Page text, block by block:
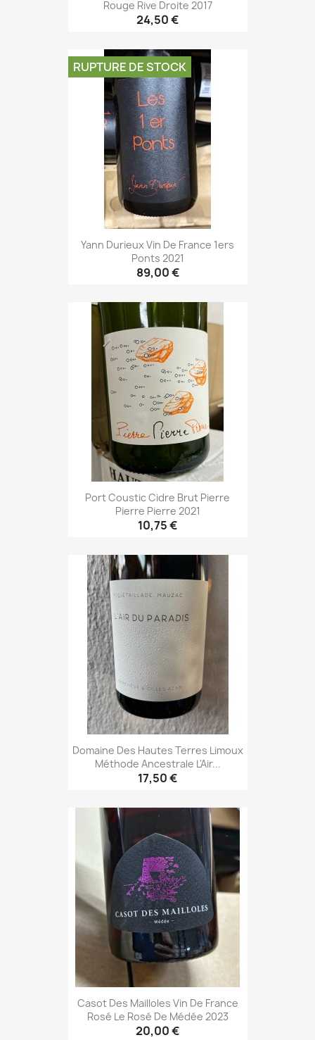
Rouge Rive Droite 2017
24,50 €
Yann Durieux Vin De France 1ers
Ponts 2021
89,00 €
RUPTURE DE STOCK
Port Coustic Cidre Brut Pierre
Pierre Pierre 2021
10,75 €
Domaine Des Hautes Terres Limoux
Méthode Ancestrale L'Air...
17,50 €
Casot Des Mailloles Vin De France
Rosé Le Rosé De Médée 2023
20,00 €